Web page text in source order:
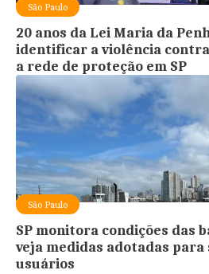
São Paulo
20 anos da Lei Maria da
identificar a violência
a rede de proteção em SP
São Paulo
SP monitora condições das
veja medidas adotadas para
usuários